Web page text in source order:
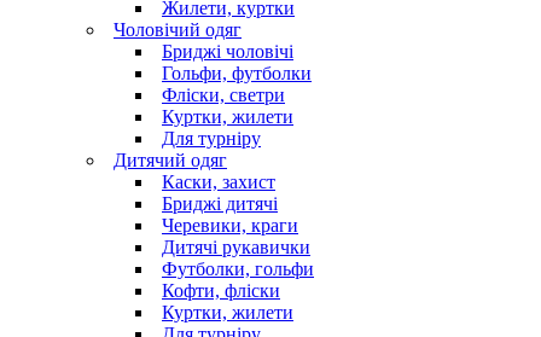
Жилети, куртки
Чоловічий одяг
Бриджі чоловічі
Гольфи, футболки
Фліски, светри
Куртки, жилети
Для турніру
Дитячий одяг
Каски, захист
Бриджі дитячі
Черевики, краги
Дитячі рукавички
Футболки, гольфи
Кофти, фліски
Куртки, жилети